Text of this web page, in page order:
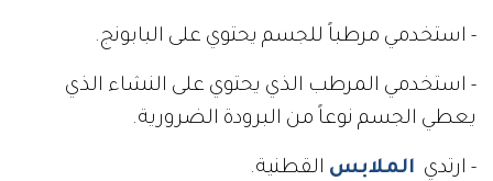
- استخدمي مرطباً للجسم يحتوي على البابونج.
- استخدمي المرطب الذي يحتوي على النشاء الذي
يعطي الجسم نوعاً من البرودة الضرورية.
- ارتدي الملابس القطنية.